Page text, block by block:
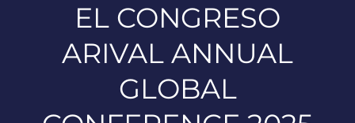
EL CONGRESO
ARIVAL ANNUAL
GLOBAL